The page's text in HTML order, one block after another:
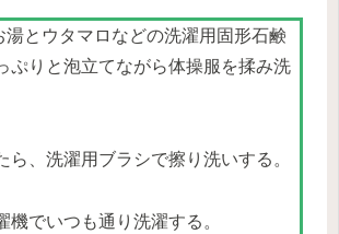
湯とウタマロなどの洗濯用固形石鹸
ぷりと泡立てながら体操服を揉み洗
ら、洗濯用ブラシで擦り洗いする。
機でいつも通り洗濯する。